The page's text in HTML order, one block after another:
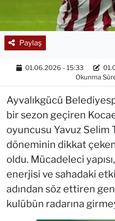
Paylaş
01.06.2026 - 15:33
Okunma
Ayvalıkgücü
bir sezon geçiren
oyuncusu Yavuz Selim
döneminin dikkat
oldu. Mücadeleci
enerjisi ve sahadaki
adından söz ettiren
kulübün radarına